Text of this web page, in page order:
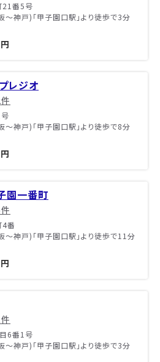
21番5号
神戸)「甲子園口駅」より徒歩で3分
レジオ
神戸)「甲子園口駅」より徒歩で8分
園一番町
4番
神戸)「甲子園口駅」より徒歩で11分
6番1号
神戸)「甲子園口駅」より徒歩で3分